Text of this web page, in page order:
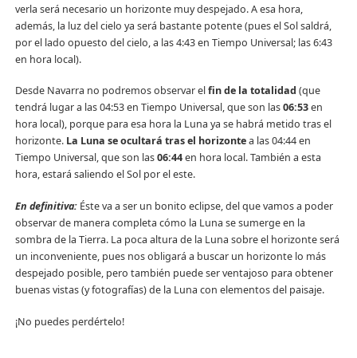
verla será necesario un horizonte muy despejado. A esa hora,
además, la luz del cielo ya será bastante potente (pues el Sol saldrá,
por el lado opuesto del cielo, a las 4:43 en Tiempo Universal; las 6:43
en hora local).
Desde Navarra no podremos observar elfin de la totalidad (que
tendrá lugar a las 04:53 en Tiempo Universal, que son las06:53en
hora local), porque para esa hora la Luna ya se habrá metido tras el
horizonte. La Luna se ocultará tras el horizontea las 04:44 en
Tiempo Universal, que son las06:44en hora local. También a esta
hora, estará saliendo el Sol por el este.
En definitiva:Éste va a ser un bonito eclipse, del que vamos a poder
observar de manera completa cómo la Luna se sumerge en la
sombra de la Tierra. La poca altura de la Luna sobre el horizonte será
un inconveniente, pues nos obligará a buscar un horizonte lo más
despejado posible, pero también puede ser ventajoso para obtener
buenas vistas (y fotografías) de la Luna con elementos del paisaje.
¡No puedes perdértelo!